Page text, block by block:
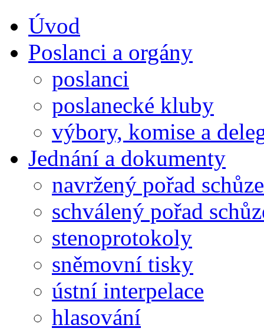
Úvod
Poslanci a orgány
poslanci
poslanecké kluby
výbory, komise a
Jednání a dokumenty
navržený pořad schůze
schválený pořad
stenoprotokoly
sněmovní tisky
ústní interpelace
hlasování